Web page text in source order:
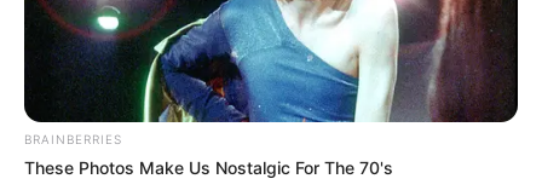
Η ΟΝΝΕΔ και ο Γρηγόρης Δημητριάδης
συνδιοργάνωσαν εκδήλωση στο πλαίσιο του 16ου
Συνεδρίου της Νέας Δημοκρατίας.
Η προσέλευση στο Δημοτικό Κολυμβητήριο Γουδή
ξεπέρασε τους 1.500 παρευρισκόμενους από όλη
την Ελλάδα.
BRAINBERRIES
These Photos Make Us Nostalgic For The 70's